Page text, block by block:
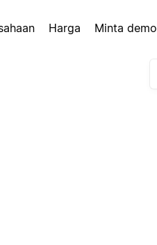
Harga Minta demo